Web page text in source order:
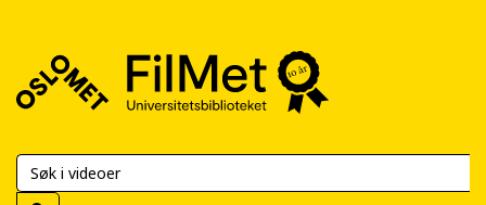
FilMet
Universitetsbiblioteket